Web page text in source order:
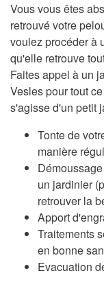
Vous vous êtes
retrouvé votre
voulez procéder à
qu'elle retrouve
Faites appel à un
Vesles pour tout
s'agisse d'un petit
Tonte de
manière
un jardinier
retrouver la
Apport
Traitements
en bonne
Evacuation